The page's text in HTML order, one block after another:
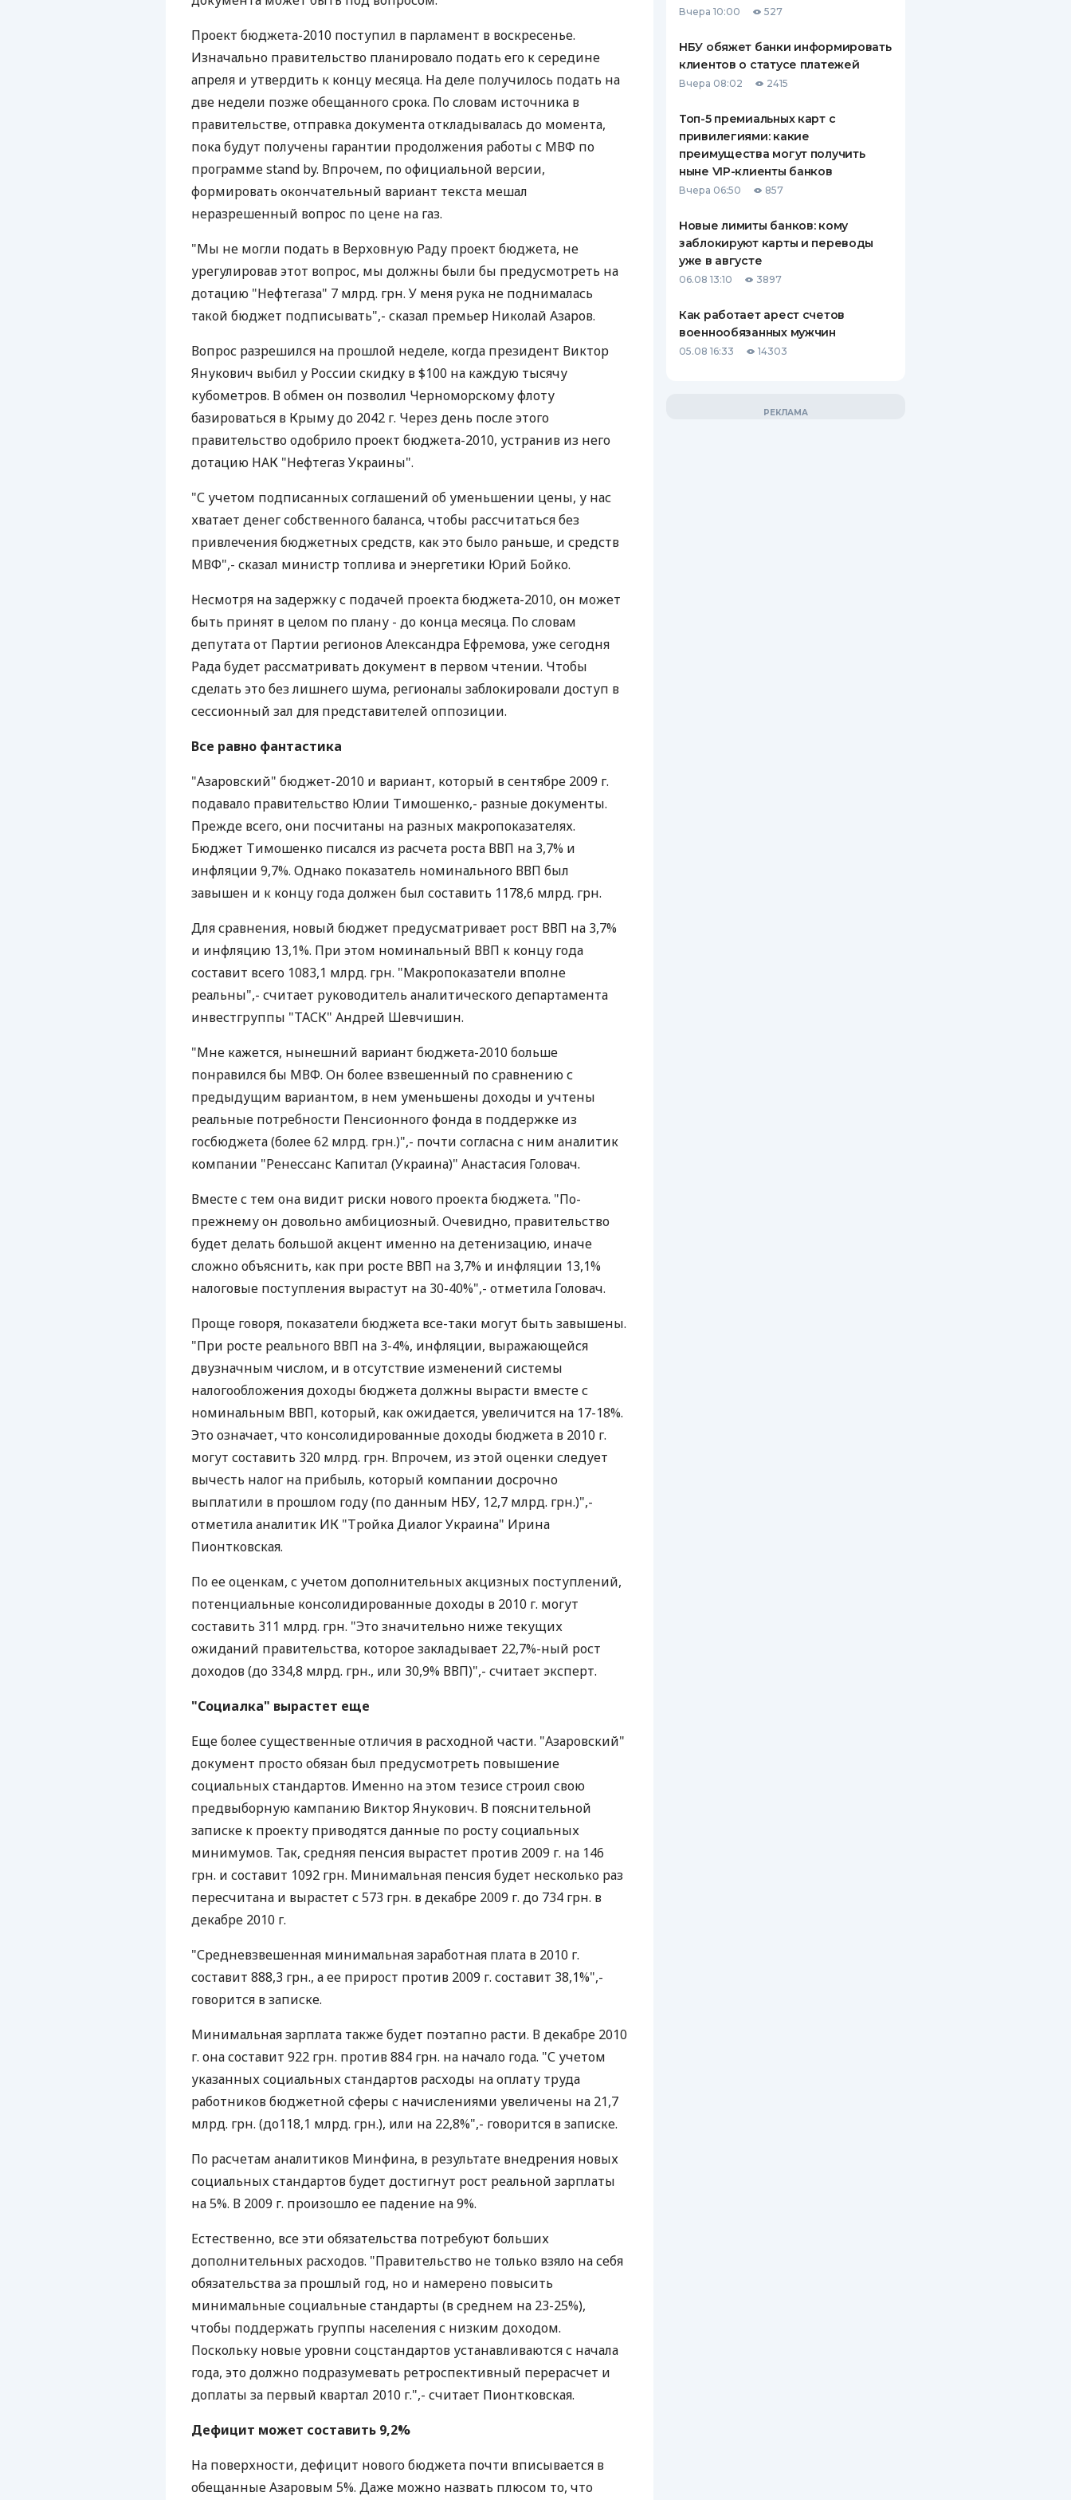
КЕШБЭКА
БАНКОВСКИМ КАРТАМ
СТРАХОВАНИЮ
ВСЕ СТРАХОВЫЕ ПОЛИСЫ
ОТЗЫВЫ О СТРАХОВЫХ
КОМПАНИЯХ
Проект бюджета-2010 поступил в парламент в воскресенье.
Изначально правительство планировало подать его к середине
апреля и утвердить к концу месяца. На деле получилось подать на
две недели позже обещанного срока. По словам источника в
правительстве, отправка документа откладывалась до момента,
пока будут получены гарантии продолжения работы с МВФ по
программе stand by. Впрочем, по официальной версии,
формировать окончательный вариант текста мешал
неразрешенный вопрос по цене на газ.
"Мы не могли подать в Верховную Раду проект бюджета, не
урегулировав этот вопрос, мы должны были бы предусмотреть на
дотацию "Нефтегаза" 7 млрд. грн. У меня рука не поднималась
такой бюджет подписывать",- сказал премьер Николай Азаров.
Вопрос разрешился на прошлой неделе, когда президент Виктор
Янукович выбил у России скидку в $100 на каждую тысячу
кубометров. В обмен он позволил Черноморскому флоту
базироваться в Крыму до 2042 г. Через день после этого
правительство одобрило проект бюджета-2010, устранив из него
дотацию НАК "Нефтегаз Украины".
"С учетом подписанных соглашений об уменьшении цены, у нас
хватает денег собственного баланса, чтобы рассчитаться без
привлечения бюджетных средств, как это было раньше, и средств
МВФ",- сказал министр топлива и энергетики Юрий Бойко.
Несмотря на задержку с подачей проекта бюджета-2010, он может
быть принят в целом по плану - до конца месяца. По словам
депутата от Партии регионов Александра Ефремова, уже сегодня
Рада будет рассматривать документ в первом чтении. Чтобы
сделать это без лишнего шума, регионалы заблокировали доступ в
сессионный зал для представителей оппозиции.
Все равно фантастика
"Азаровский" бюджет-2010 и вариант, который в сентябре 2009 г.
подавало правительство Юлии Тимошенко,- разные документы.
Прежде всего, они посчитаны на разных макропоказателях.
Бюджет Тимошенко писался из расчета роста ВВП на 3,7% и
инфляции 9,7%. Однако показатель номинального ВВП был
завышен и к концу года должен был составить 1178,6 млрд. грн.
Для сравнения, новый бюджет предусматривает рост ВВП на 3,7%
и инфляцию 13,1%. При этом номинальный ВВП к концу года
составит всего 1083,1 млрд. грн. "Макропоказатели вполне
реальны",- считает руководитель аналитического департамента
инвестгруппы "ТАСК" Андрей Шевчишин.
"Мне кажется, нынешний вариант бюджета-2010 больше
понравился бы МВФ. Он более взвешенный по сравнению с
предыдущим вариантом, в нем уменьшены доходы и учтены
реальные потребности Пенсионного фонда в поддержке из
госбюджета (более 62 млрд. грн.)",- почти согласна с ним аналитик
компании "Ренессанс Капитал (Украина)" Анастасия Головач.
Вместе с тем она видит риски нового проекта бюджета. "По-
прежнему он довольно амбициозный. Очевидно, правительство
будет делать большой акцент именно на детенизацию, иначе
сложно объяснить, как при росте ВВП на 3,7% и инфляции 13,1%
налоговые поступления вырастут на 30-40%",- отметила Головач.
Проще говоря, показатели бюджета все-таки могут быть завышены.
"При росте реального ВВП на 3-4%, инфляции, выражающейся
двузначным числом, и в отсутствие изменений системы
налогообложения доходы бюджета должны вырасти вместе с
номинальным ВВП, который, как ожидается, увеличится на 17-18%.
Это означает, что консолидированные доходы бюджета в 2010 г.
могут составить 320 млрд. грн. Впрочем, из этой оценки следует
вычесть налог на прибыль, который компании досрочно
выплатили в прошлом году (по данным НБУ, 12,7 млрд. грн.)",-
отметила аналитик ИК "Тройка Диалог Украина" Ирина
Пионтковская.
По ее оценкам, с учетом дополнительных акцизных поступлений,
потенциальные консолидированные доходы в 2010 г. могут
составить 311 млрд. грн. "Это значительно ниже текущих
ожиданий правительства, которое закладывает 22,7%-ный рост
доходов (до 334,8 млрд. грн., или 30,9% ВВП)",- считает эксперт.
"Социалка" вырастет еще
Еще более существенные отличия в расходной части. "Азаровский"
документ просто обязан был предусмотреть повышение
социальных стандартов. Именно на этом тезисе строил свою
предвыборную кампанию Виктор Янукович. В пояснительной
записке к проекту приводятся данные по росту социальных
минимумов. Так, средняя пенсия вырастет против 2009 г. на 146
грн. и составит 1092 грн. Минимальная пенсия будет несколько раз
пересчитана и вырастет с 573 грн. в декабре 2009 г. до 734 грн. в
декабре 2010 г.
"Средневзвешенная минимальная заработная плата в 2010 г.
составит 888,3 грн., а ее прирост против 2009 г. составит 38,1%",-
говорится в записке.
Минимальная зарплата также будет поэтапно расти. В декабре 2010
г. она составит 922 грн. против 884 грн. на начало года. "С учетом
указанных социальных стандартов расходы на оплату труда
работников бюджетной сферы с начислениями увеличены на 21,7
млрд. грн. (до118,1 млрд. грн.), или на 22,8%",- говорится в записке.
По расчетам аналитиков Минфина, в результате внедрения новых
социальных стандартов будет достигнут рост реальной зарплаты
на 5%. В 2009 г. произошло ее падение на 9%.
Естественно, все эти обязательства потребуют больших
дополнительных расходов. "Правительство не только взяло на себя
обязательства за прошлый год, но и намерено повысить
минимальные социальные стандарты (в среднем на 23-25%),
чтобы поддержать группы населения с низким доходом.
Поскольку новые уровни соцстандартов устанавливаются с начала
года, это должно подразумевать ретроспективный перерасчет и
доплаты за первый квартал 2010 г.",- считает Пионтковская.
Дефицит может составить 9,2%
На поверхности, дефицит нового бюджета почти вписывается в
обещанные Азаровым 5%. Даже можно назвать плюсом то, что
Вчера 10:00 527
НБУ обяжет банки информировать
клиентов о статусе платежей
Вчера 08:02 2415
Топ-5 премиальных карт с
привилегиями: какие
преимущества могут получить
ныне VIP-клиенты банков
Вчера 06:50 857
Новые лимиты банков: кому
заблокируют карты и переводы
уже в августе
06.08 13:10 3897
Как работает арест счетов
военнообязанных мужчин
05.08 16:33 14303